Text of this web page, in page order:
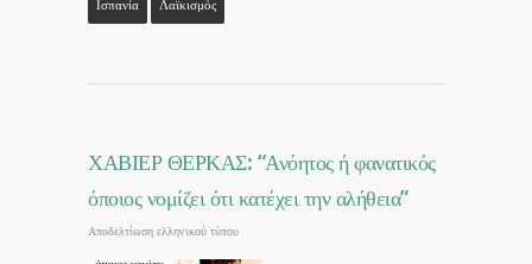
Ισπανία Λαϊκισμός
ΧΑΒΙΕΡ ΘΕΡΚΑΣ: “Ανόητος ή φανατικός
όποιος νομίζει ότι κατέχει την αλήθεια”
Αποδελτίωση ελληνικού τύπου